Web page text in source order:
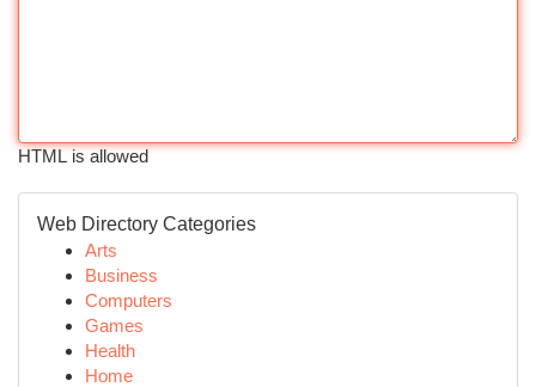
HTML is allowed
Web Directory Categories
Arts
Business
Computers
Games
Health
Home